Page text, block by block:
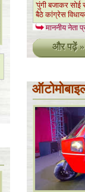
'पुंगी बजाकर
बैठे कांग्रेस
माननीय नेता
और पढ़ें »